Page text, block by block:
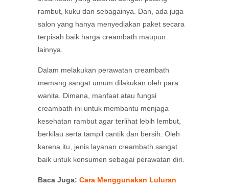
rambut, kuku dan sebagainya. Dan, ada juga
salon yang hanya menyediakan paket secara
terpisah baik harga creambath maupun
lainnya.
Dalam melakukan perawatan creambath
memang sangat umum dilakukan oleh para
wanita. Dimana, manfaat atau fungsi
creambath ini untuk membantu menjaga
kesehatan rambut agar terlihat lebih lembut,
berkilau serta tampil cantik dan bersih. Oleh
karena itu, jenis layanan creambath sangat
baik untuk konsumen sebagai perawatan diri.
Baca Juga: Cara Menggunakan Luluran